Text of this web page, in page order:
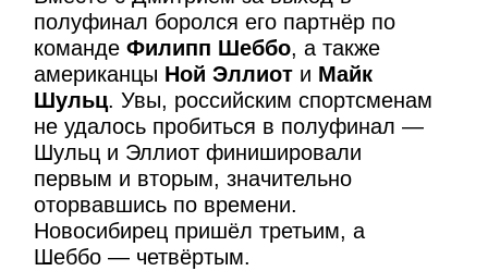
полуфинал боролся его партнёр по
командеФилипп Шеббо, а также
американцы Ной Эллиот и Майк
Шульц. Увы, российским спортсменам
не удалось пробиться в полуфинал —
Шульц и Эллиот финишировали
первым и вторым, значительно
оторвавшись по времени.
Новосибирец пришёл третьим, а
Шеббо — четвёртым.